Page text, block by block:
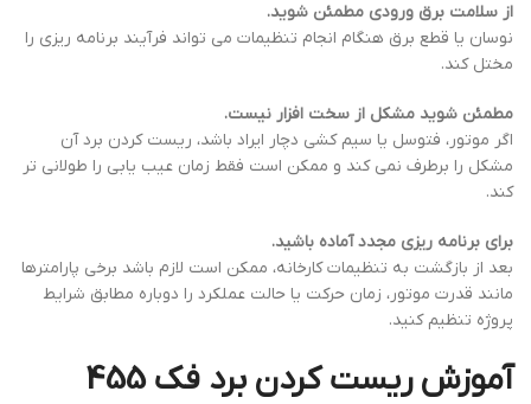
از سلامت برق ورودی مطمئن شوید.
نوسان یا قطع برق هنگام انجام تنظیمات می تواند فرآیند برنامه ریزی را
مختل کند.
مطمئن شوید مشکل از سخت افزار نیست.
اگر موتور، فتوسل یا سیم کشی دچار ایراد باشد، ریست کردن برد آن
مشکل را برطرف نمی کند و ممکن است فقط زمان عیب یابی را طولانی تر
کند.
برای برنامه ریزی مجدد آماده باشید.
بعد از بازگشت به تنظیمات کارخانه، ممکن است لازم باشد برخی پارامترها
مانند قدرت موتور، زمان حرکت یا حالت عملکرد را دوباره مطابق شرایط
پروژه تنظیم کنید.
آموزش ریست کردن برد فک 455